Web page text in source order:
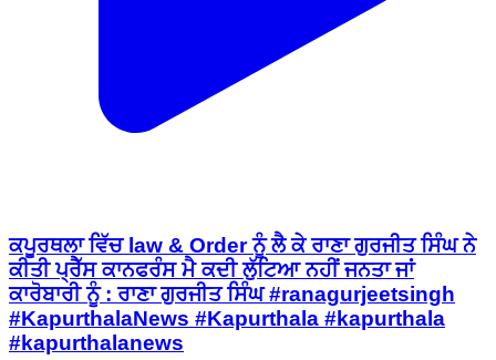
ਕਪੂਰਥਲਾ ਵਿੱਚ law & Order ਨੂੰ ਲੈ ਕੇ ਰਾਣਾ ਗੁਰਜੀਤ ਸਿੰਘ ਨੇ
ਕੀਤੀ ਪ੍ਰੈੱਸ ਕਾਨਫਰੰਸ ਮੈ ਕਦੀ ਲੁੱਟਿਆ ਨਹੀਂ ਜਨਤਾ ਜਾਂ
ਕਾਰੋਬਾਰੀ ਨੂੰ : ਰਾਣਾ ਗੁਰਜੀਤ ਸਿੰਘ #ranagurjeetsingh
#KapurthalaNews #Kapurthala #kapurthala
#kapurthalanews